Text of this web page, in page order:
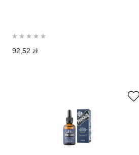
92,52 zł